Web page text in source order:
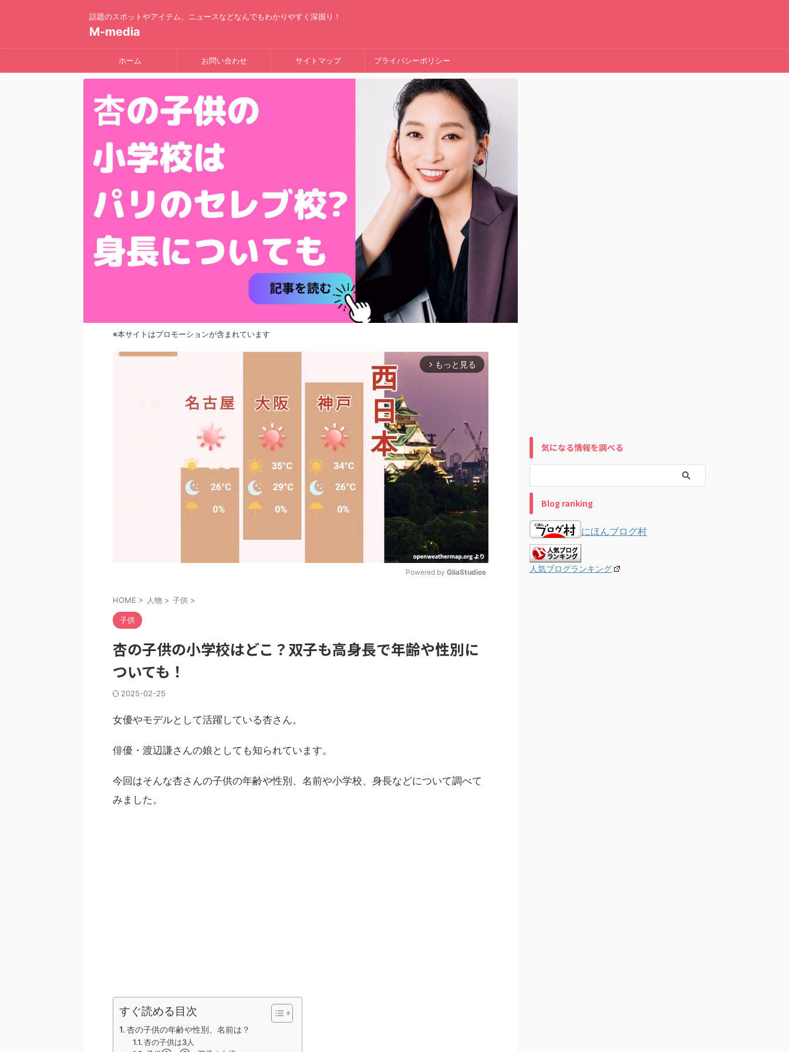
話題のスポットやアイテム、ニュースなどなんでもわかりやすく深掘り！
M-media
ホーム お問い合わせ サイトマップ プライバシーポリシー
※本サイトはプロモーションが含まれています
arrow_forward_ios もっと見る
e
Powered by GliaStudios
HOME > 人物 > 子供 >
子供
杏の子供の小学校はどこ？双子も高身長で年齢や性別に
ついても！
2025-02-25
女優やモデルとして活躍している杏さん。
俳優・渡辺謙さんの娘としても知られています。
今回はそんな杏さんの子供の年齢や性別、名前や小学校、身長などについて調べて
みました。
すぐ読める目次
杏の子供の年齢や性別、名前は？
杏の子供は3人
気になる情報を調べる
Blog ranking
にほんブログ村
人気ブログランキング